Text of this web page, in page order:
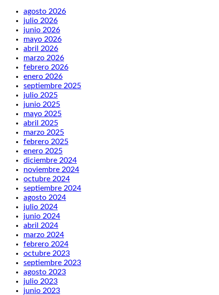
agosto 2026
julio 2026
junio 2026
mayo 2026
abril 2026
marzo 2026
febrero 2026
enero 2026
septiembre 2025
julio 2025
junio 2025
mayo 2025
abril 2025
marzo 2025
febrero 2025
enero 2025
diciembre 2024
noviembre 2024
octubre 2024
septiembre 2024
agosto 2024
julio 2024
junio 2024
abril 2024
marzo 2024
febrero 2024
octubre 2023
septiembre 2023
agosto 2023
julio 2023
junio 2023